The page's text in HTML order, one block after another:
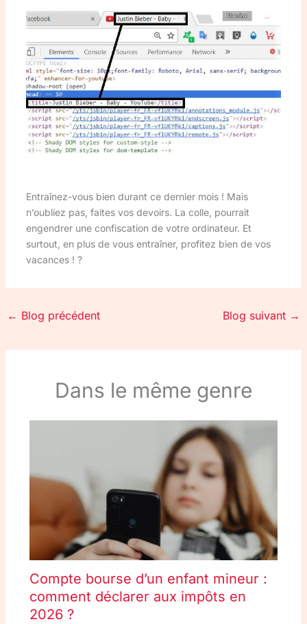
Entraînez-vous bien durant ce dernier mois ! Mais
n’oubliez pas, faites vos devoirs. La colle, pourrait
engendrer une confiscation de votre ordinateur. Et
surtout, en plus de vous entraîner, profitez bien de vos
vacances ! ?
← Blog précédent Blog suivant →
Dans le même genre
Compte bourse d’un enfant mineur :
comment déclarer aux impôts en
2026 ?